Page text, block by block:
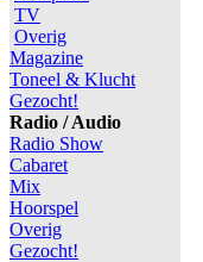
TV
Overig
Magazine
Toneel & Klucht
Gezocht!
Radio / Audio
Radio Show
Cabaret
Mix
Hoorspel
Overig
Gezocht!